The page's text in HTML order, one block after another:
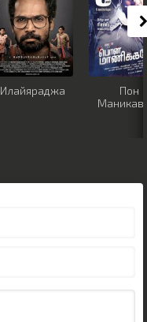
Илайяраджа
Пон